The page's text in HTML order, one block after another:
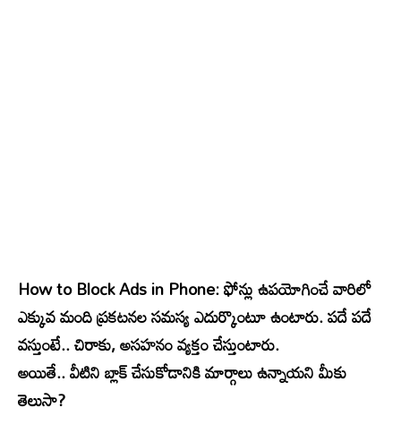
How to Block Ads in Phone: ఫోన్లు ఉపయోగించే వారిలో
ఎక్కువ మంది ప్రకటనల సమస్య ఎదుర్కొంటూ ఉంటారు. పదే పదే
వస్తుంటే.. చిరాకు, అసహనం వ్యక్తం చేస్తుంటారు.
అయితే.. వీటిని బ్లాక్​ చేసుకోడానికి మార్గాలు ఉన్నాయని మీకు
తెలుసా?